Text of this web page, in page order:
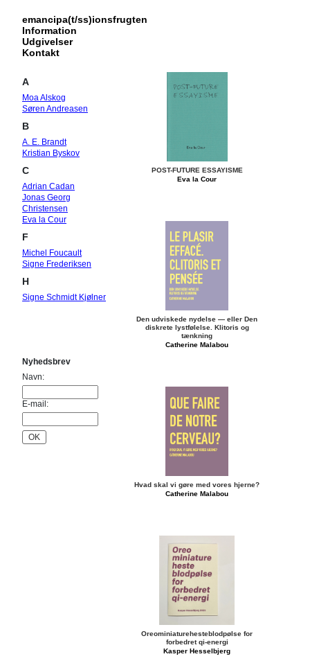
emancipa(t/ss)ionsfrugten
Information
Udgivelser
Kontakt
A
Moa Alskog
Søren Andreasen
B
A. E. Brandt
Kristian Byskov
C
Adrian Cadan
Jonas Georg
Christensen
Eva la Cour
F
Michel Foucault
Signe Frederiksen
H
Signe Schmidt Kjølner
Absalon Kirkeby
L
M
Nyhedsbrev
Navn:
E-mail:
OK
POST-FUTURE ESSAYISME
Eva la Cour
Den udviskede nydelse — eller Den
diskrete lystfølelse. Klitoris og
tænkning
Catherine Malabou
Hvad skal vi gøre med vores hjerne?
Catherine Malabou
Oreominiaturehesteblodpølse for
forbedret qi-energi
Kasper Hesselbjerg